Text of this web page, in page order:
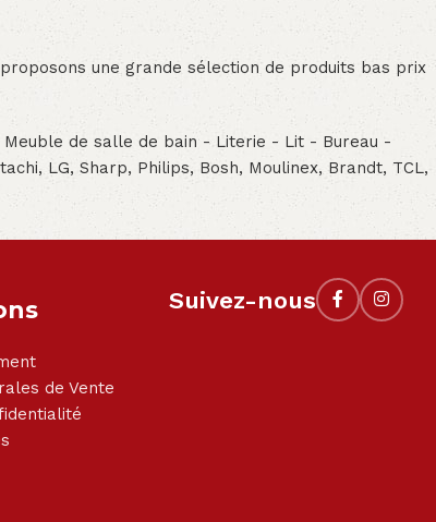
une grande sélection de produits bas prix
de salle de bain - Literie - Lit - Bureau -
LG, Sharp, Philips, Bosh, Moulinex, Brandt, TCL,
de Vente
Suivez-nous